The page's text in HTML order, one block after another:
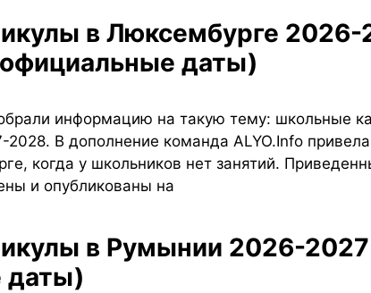
даты)
информацию на такую тему: школьные
В дополнение команда ALYO.Info
когда у школьников нет занятий.
и опубликованы на
даты)